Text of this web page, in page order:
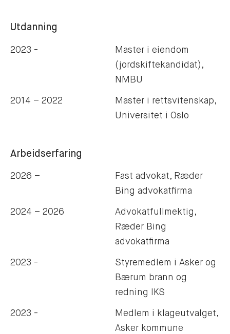
Utdanning
2023 -
Master i eiendom
(jordskiftekandidat),
NMBU
2014 – 2022
Master i rettsvitenskap,
Universitet i Oslo
Arbeidserfaring
2026 –
Fast advokat, Ræder
Bing advokatfirma
2024 – 2026
Advokatfullmektig,
Ræder Bing
advokatfirma
2023 -
Styremedlem i Asker og
Bærum brann og
redning IKS
2023 -
Medlem i klageutvalget,
Asker kommune